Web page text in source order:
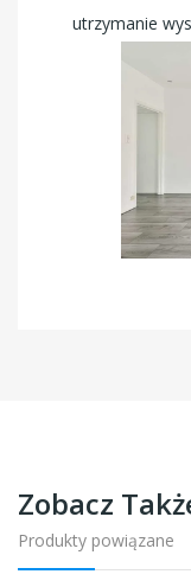
utrzymanie
Zobacz
Produkty powiązane